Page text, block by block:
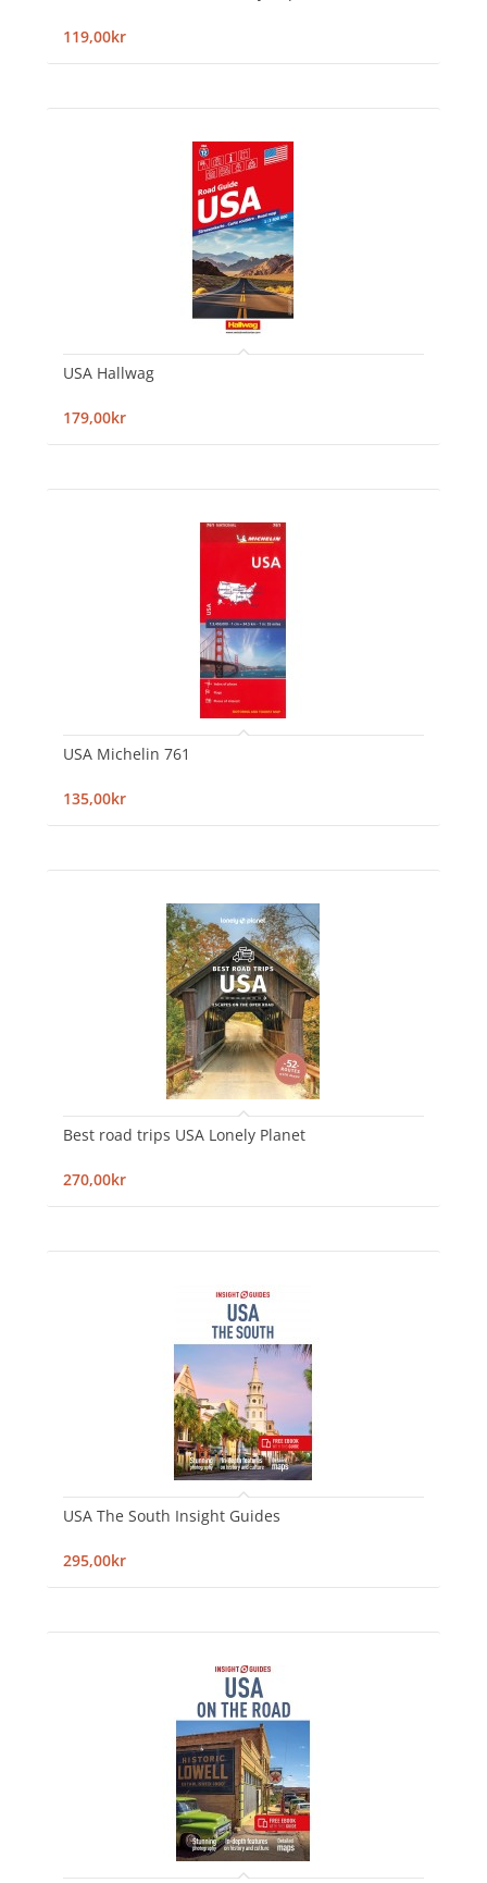
119,00kr
USA Hallwag
179,00kr
USA Michelin 761
135,00kr
Best road trips USA Lonely Planet
270,00kr
USA The South Insight Guides
295,00kr